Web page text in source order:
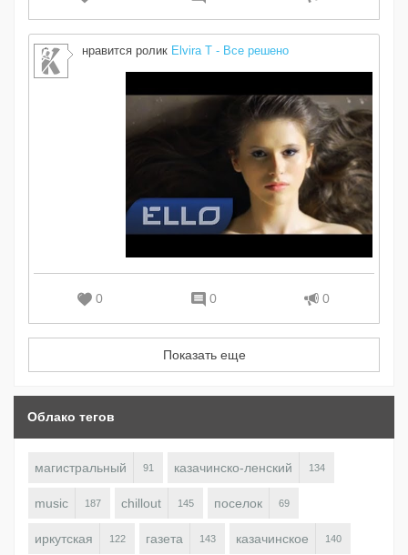
нравится ролик Elvira T - Все решено
0 0 0
Показать еще
Облако тегов
магистральный 91 казачинско-ленский 134
music 187 chillout 145 поселок 69
иркутская 122 газета 143 казачинское 140